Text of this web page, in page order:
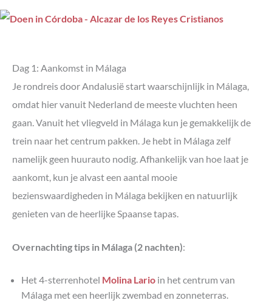
Dag 1: Aankomst in Málaga
Je rondreis door Andalusië start waarschijnlijk in Málaga,
omdat hier vanuit Nederland de meeste vluchten heen
gaan. Vanuit het vliegveld in Málaga kun je gemakkelijk de
trein naar het centrum pakken. Je hebt in Málaga zelf
namelijk geen huurauto nodig. Afhankelijk van hoe laat je
aankomt, kun je alvast een aantal mooie
bezienswaardigheden in Málaga bekijken en natuurlijk
genieten van de heerlijke Spaanse tapas.
Overnachting tips in Málaga (2 nachten):
Het 4-sterrenhotel Molina Lario in het centrum van
Málaga met een heerlijk zwembad en zonneterras.